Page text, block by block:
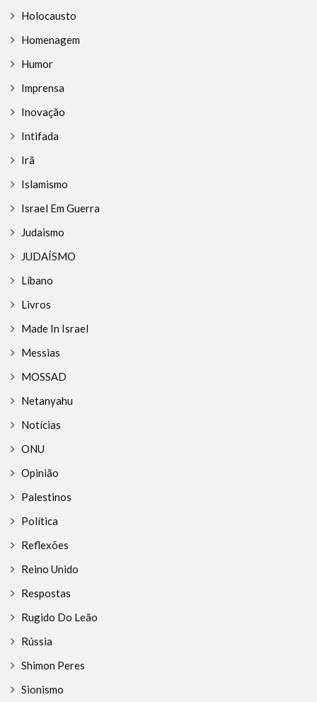
Holocausto
Homenagem
Humor
Imprensa
Inovação
Intifada
Irã
Islamismo
Israel Em Guerra
Judaismo
JUDAÍSMO
Líbano
Livros
Made In Israel
Messias
MOSSAD
Netanyahu
Notícias
ONU
Opinião
Palestinos
Política
Reflexões
Reino Unido
Respostas
Rugido Do Leão
Rússia
Shimon Peres
Sionismo